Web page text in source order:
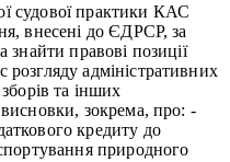
судової практики КАС
внесені до ЄДРСР, за
правові позиції
адміністративних
та інших
зокрема, про: -
кредиту до
природного